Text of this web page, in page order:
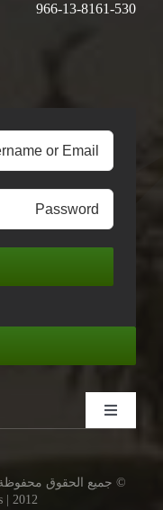
966-13-8161-530
Toggle
Navigation
2012 | Powered by WordPress